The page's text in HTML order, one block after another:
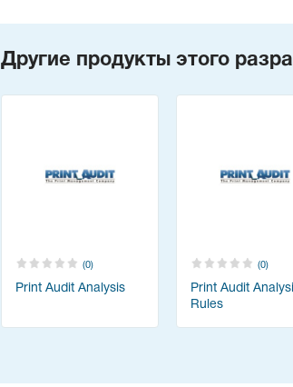
Другие продукты этого
(0)
Print Audit Analysis
(0)
Print Audit
Rules